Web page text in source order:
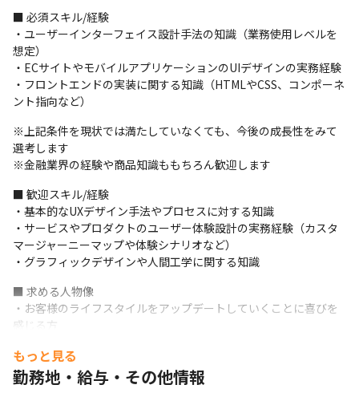
ングサービスのログイン認証/取引画面や口座開設フォーム、サー
ビス案内ページ/LPなど
・各種マーケティングツール運営：Web接客ツールや行動解析ツ
ールの導入、運営、活用支援
＜業務の進め方＞
・1つの案件に、UXデザイン部からは平均2名～3名が参画します
・案件には開発部門のメンバーなどが参画するため、1つの案件に
平均5名～6名、大規模なものだと20名におよぶ場合があります
・案件の期限は3日～2年程のものまでさまざまです
ます
・タスク管理ツールはBacklogやRedmine、コミュニケーション
ツールはチャット機能やTeamsを使用します
＜入社後の流れ＞
の運営業務を行いながら当社のデザインルールやトンマナ、過去
実績、サービス仕様、業務の理解を深めていただきます
・メンバーのサポートを受けながら社内関係者との関与度も深め
・案件規模や難易度により、内製や外注、自身のデザイン、他者
の監督/指揮業務が発生します
■ 必須スキル/経験
・ユーザーインターフェイス設計手法の知識（業務使用レベルを
想定）
・ECサイトやモバイルアプリケーションのUIデザインの実務経験
・フロントエンドの実装に関する知識（HTMLやCSS、コンポーネ
ント指向など）
※上記条件を現状では満たしていなくても、今後の成長性をみて
選考します
※金融業界の経験や商品知識ももちろん歓迎します
■ 歓迎スキル/経験
・基本的なUXデザイン手法やプロセスに対する知識
・サービスやプロダクトのユーザー体験設計の実務経験（カスタ
マージャーニーマップや体験シナリオなど）
・グラフィックデザインや人間工学に関する知識
■ 求める人物像
・お客様のライフスタイルをアップデートしていくことに喜びを
感じる方
革に興味のある方
・Webやスマホアプリの技術、顧客中心のデザイントレンドを取
もっと見る
勤務地・給与・その他情報